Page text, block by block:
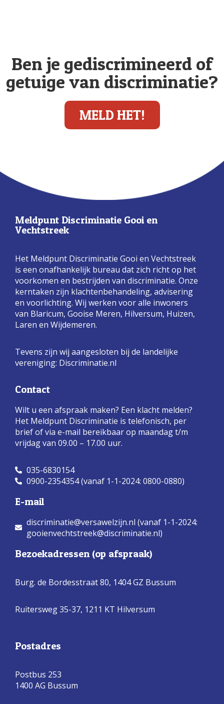
Ben je gediscrimineerd of
getuige van discriminatie?
MELD HET!
Meldpunt Discriminatie Gooi en
Vechtstreek
Het Meldpunt Discriminatie Gooi en Vechtstreek
is een onafhankelijk bureau dat zich richt op het
voorkomen en bestrijden van discriminatie. Onze
kerntaken zijn klachtenbehandeling, advisering
en voorlichting. Wij werken voor alle inwoners
van Blaricum, Gooise Meren, Hilversum, Huizen,
Laren en Wijdemeren.
Tevens zijn wij aangesloten bij de landelijke
vereniging: Discriminatie.nl
Contact
Wilt u een afspraak maken? Een klacht melden?
Het Meldpunt Discriminatie is telefonisch, per
brief of via e-mail bereikbaar op maandag t/m
vrijdag van 09.00 – 17.00 uur.
035-6830154
0900-2354354 (vanaf 1-1-2024: 0800-0880)
E-mail
discriminatie@versawelzijn.nl (vanaf 1-1-2024:
gooienvechtstreek@discriminatie.nl)
Bezoekadressen (op afspraak)
Burg. de Bordesstraat 80, 1404 GZ Bussum
Ruitersweg 35-37, 1211 KT Hilversum
Postadres
Postbus 253
1400 AG Bussum